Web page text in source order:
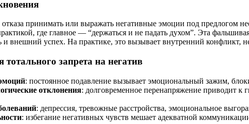
принимать или выражать негативные эмоции под предлогом
где главное — “держаться и не падать духом”. Эта
и внешний успех. На практике, это вызывает внутренний конфликт,
тотального запрета на негатив
: постоянное подавление вызывает эмоциональный зажим,
отклонения: долговременное перенапряжение приводит к
: депрессия, тревожные расстройства, эмоциональное
: избегание негативных чувств мешает адекватной